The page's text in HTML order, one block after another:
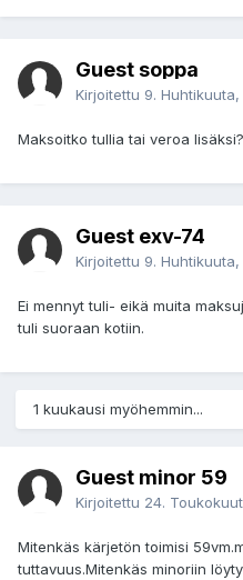
Guest soppa
Kirjoitettu 9.
Maksoitko tullia tai veroa lisäksi?
Guest exv-74
Kirjoitettu 9.
Ei mennyt tuli- eikä muita
tuli suoraan kotiin.
1 kuukausi myöhemmin...
Guest minor 59
Kirjoitettu 24.
Mitenkäs kärjetön toimisi
tuttavuus.Mitenkäs minoriin